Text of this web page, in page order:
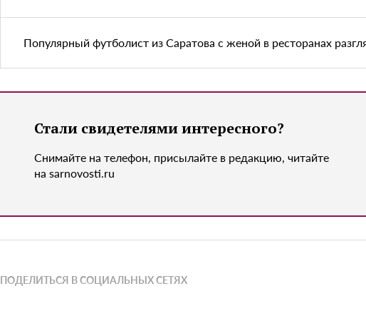
Популярный футболист из Саратова с женой в ресторанах
Стали свидетелями интересного?
Снимайте на телефон, присылайте в редакцию, читайте
на sarnovosti.ru
ПОДЕЛИТЬСЯ В СОЦИАЛЬНЫХ СЕТЯХ